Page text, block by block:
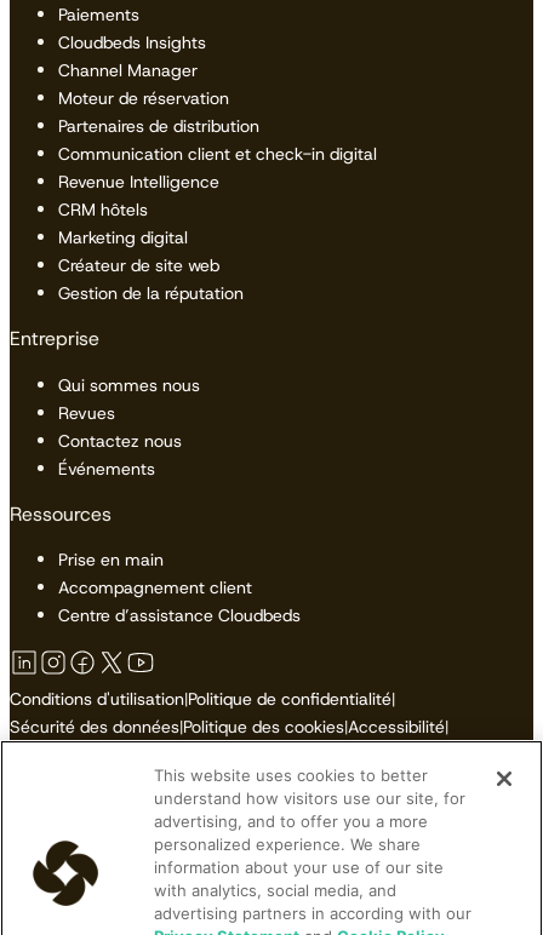
Paiements
Cloudbeds Insights
Channel Manager
Moteur de réservation
Partenaires de distribution
Communication client et check-in digital
Revenue Intelligence
CRM hôtels
Marketing digital
Créateur de site web
Gestion de la réputation
Entreprise
Qui sommes nous
Revues
Contactez nous
Événements
Ressources
Prise en main
Accompagnement client
Centre d’assistance Cloudbeds
Conditions d'utilisation|Politique de confidentialité|
Sécurité des données|Politique des cookies|Accessibilité|
Ne pas vendre ni partager mes informations personnelles
© 2026 Cloudbeds. Tous droits réservés.
This website uses cookies to better
understand how visitors use our site, for
advertising, and to offer you a more
personalized experience. We share
information about your use of our site
with analytics, social media, and
advertising partners in according with our